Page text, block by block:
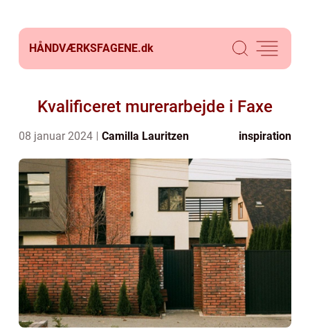
HÅNDVÆRKSFAGENE.dk
Kvalificeret murerarbejde i Faxe
08 januar 2024 Camilla Lauritzen inspiration